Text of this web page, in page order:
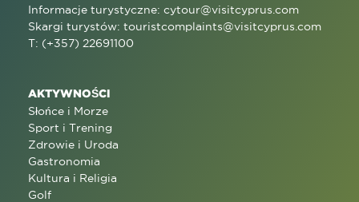
Informacje turystyczne: cytour@visitcyprus.com
Skargi turystów: touristcomplaints@visitcyprus.com
T: (+357) 22691100
AKTYWNOŚCI
Słońce i Morze
Sport i Trening
Zdrowie i Uroda
Gastronomia
Kultura i Religia
Golf